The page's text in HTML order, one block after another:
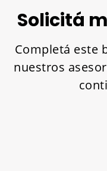
Solicitá
Completá este
nuestros